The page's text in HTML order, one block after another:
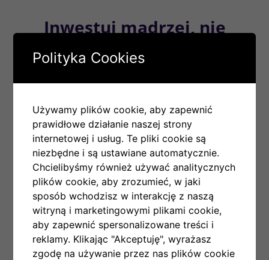
Inwestuj mądrzej, nie
automatyzacja
obserwowaniem wykresów i
stresem.
Transparentne
wyniki
Wszystkie transakcje uwzględniają
prowizje giełdowe. Nasze statystyki
pokazują realny zysk netto, który
trafia na Twoje konto.
Zachowujesz
pełną
kontrolę
W każdej chwili możesz zatrzymać
bota, wypłacić środki lub dokonać
ręcznych transakcji. To Twoje konto i
Twoje pieniądze.
Polityka Cookies
Używamy plików cookie, aby zapewnić
prawidłowe działanie naszej strony
internetowej i usług. Te pliki cookie są
niezbędne i są ustawiane automatycznie.
Chcielibyśmy również używać analitycznych
plików cookie, aby zrozumieć, w jaki
sposób wchodzisz w interakcję z naszą
witryną i marketingowymi plikami cookie,
aby zapewnić spersonalizowane treści i
reklamy. Klikając "Akceptuję", wyrażasz
zgodę na używanie przez nas plików cookie